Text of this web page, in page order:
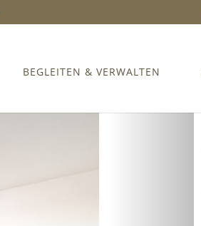
BEGLEITEN & VERWALTEN